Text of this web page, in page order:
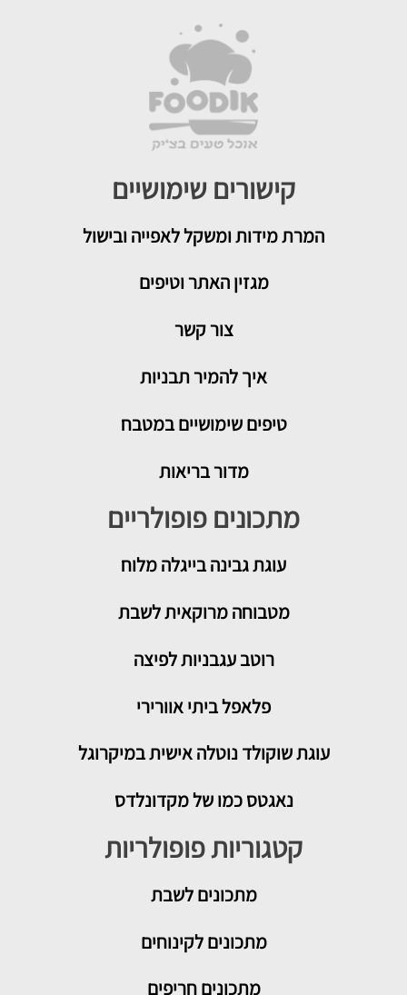
קישורים שימושיים
המרת מידות ומשקל לאפייה ובישול
מגזין האתר וטיפים
צור קשר
איך להמיר תבניות
טיפים שימושיים במטבח
מדור בריאות
מתכונים פופולריים
עוגת גבינה בייגלה מלוח
מטבוחה מרוקאית לשבת
רוטב עגבניות לפיצה
פלאפל ביתי אוורירי
עוגת שוקולד נוטלה אישית במיקרוגל
נאגטס כמו של מקדונלדס
קטגוריות פופולריות
מתכוניםלשבת
מתכונים לקינוחים
מתכונים חריפים